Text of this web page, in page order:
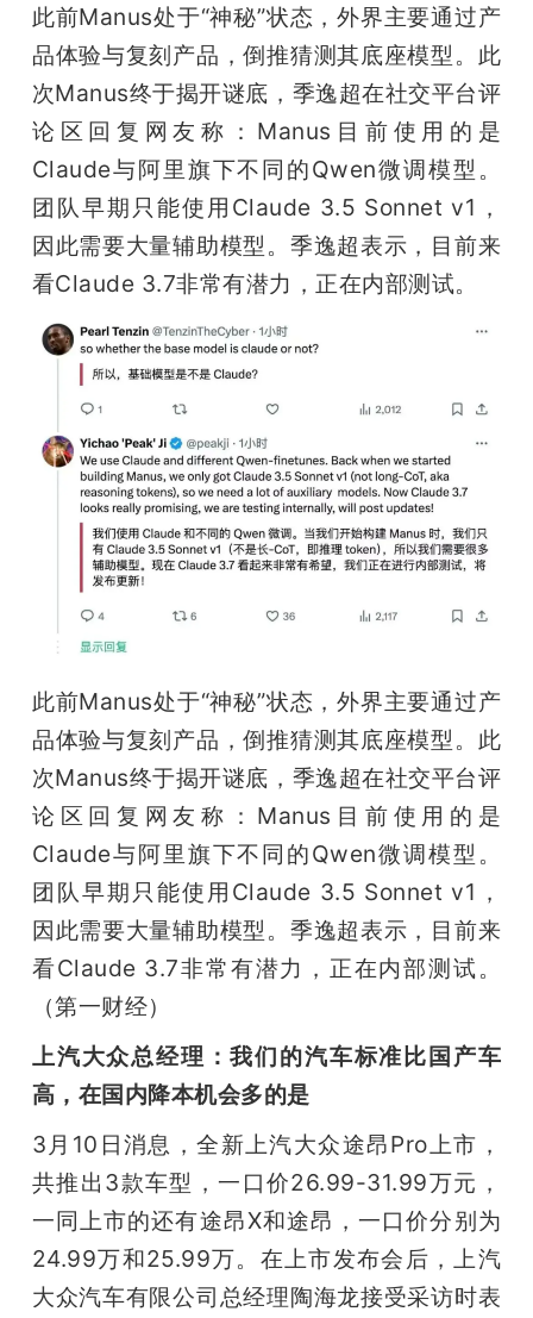
此前Manus处于“神秘”状态，外界主要通过产
品体验与复刻产品，倒推猜测其底座模型。此
次Manus终于揭开谜底，季逸超在社交平台评
论区回复网友称：Manus目前使用的是
Claude与阿里旗下不同的Qwen微调模型。
团队早期只能使用Claude 3.5 Sonnet v1，
因此需要大量辅助模型。季逸超表示，目前来
看Claude 3.7非常有潜力，正在内部测试。
此前Manus处于“神秘”状态，外界主要通过产
品体验与复刻产品，倒推猜测其底座模型。此
次Manus终于揭开谜底，季逸超在社交平台评
论区回复网友称：Manus目前使用的是
Claude与阿里旗下不同的Qwen微调模型。
团队早期只能使用Claude 3.5 Sonnet v1，
因此需要大量辅助模型。季逸超表示，目前来
看Claude 3.7非常有潜力，正在内部测试。
（第一财经）
上汽大众总经理：我们的汽车标准比国产车
高，在国内降本机会多的是
3月10日消息，全新上汽大众途昂Pro上市，
共推出3款车型，一口价26.99-31.99万元，
一同上市的还有途昂X和途昂，一口价分别为
24.99万和25.99万。在上市发布会后，上汽
大众汽车有限公司总经理陶海龙接受采访时表